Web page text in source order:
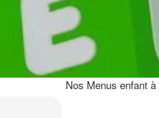
Nos Menus enfant